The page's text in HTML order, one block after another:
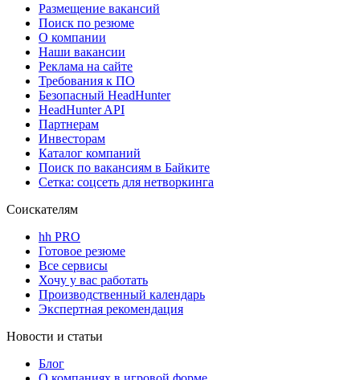
Размещение вакансий
Поиск по резюме
О компании
Наши вакансии
Реклама на сайте
Требования к ПО
Безопасный HeadHunter
HeadHunter API
Партнерам
Инвесторам
Каталог компаний
Поиск по вакансиям в Байките
Сетка: соцсеть для нетворкинга
Соискателям
hh PRO
Готовое резюме
Все сервисы
Хочу у вас работать
Производственный календарь
Экспертная рекомендация
Новости и статьи
Блог